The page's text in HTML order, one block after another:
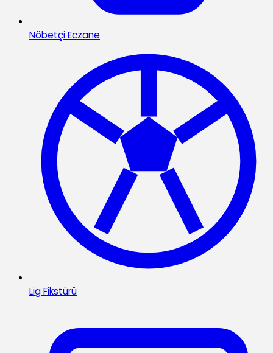
Nöbetçi Eczane
Lig Fikstürü